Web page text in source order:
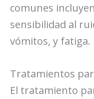
comunes
sensibilidad al
vómitos, y fatiga.
Tratamientos
El tratamiento